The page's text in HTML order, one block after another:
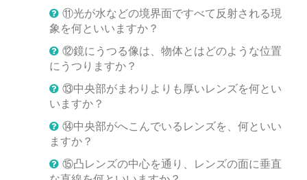
⑪光が水などの境界面ですべて反射される現
象を何といいますか？
⑫鏡にうつる像は、物体とはどのような位置
にうつりますか？
⑬中央部がまわりよりも厚いレンズを何とい
いますか？
⑭中央部がへこんでいるレンズを、何といい
ますか？
⑮凸レンズの中心を通り、レンズの面に垂直